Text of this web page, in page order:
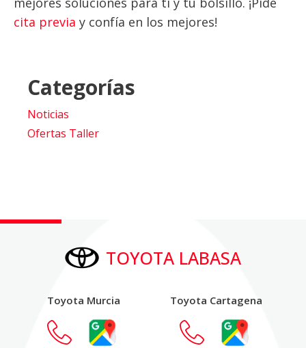
cita previa y confía en los mejores!
Categorías
Noticias
Ofertas Taller
TOYOTA LABASA
Toyota Murcia Toyota Cartagena